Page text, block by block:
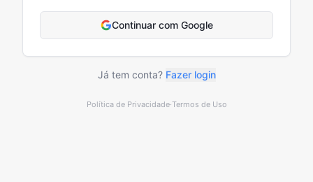
Continuar com Google
Já tem conta? Fazer login
Política de Privacidade·Termos de Uso